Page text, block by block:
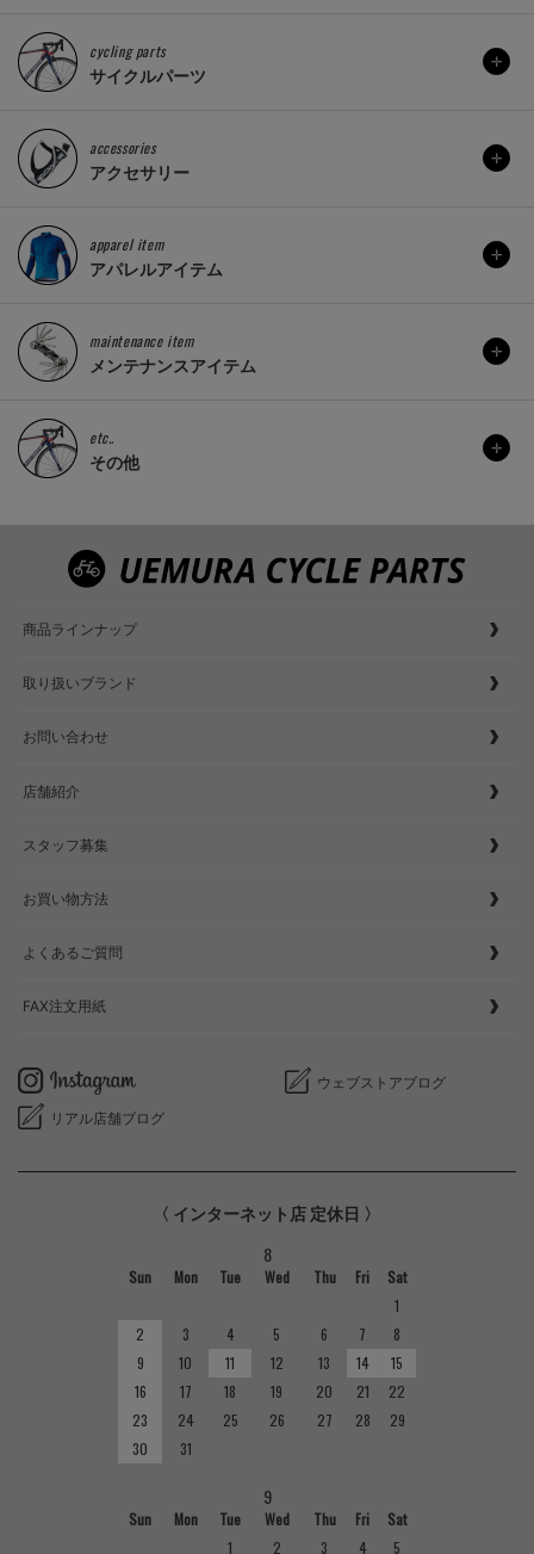
cycling parts
サイクルパーツ
accessories
アクセサリー
apparel item
アパレルアイテム
maintenance item
メンテナンスアイテム
etc..
その他
商品ラインナップ
取り扱いブランド
お問い合わせ
店舗紹介
スタッフ募集
お買い物方法
よくあるご質問
FAX注文用紙
ウェブストアブログ
リアル店舗ブログ
〈 インターネット店 定休日 〉
8
Sun Mon Tue Wed Thu Fri
Sat
1
2
3 4 5 6 7
8
9
10 11 12 13 14
15
16
17 18 19 20 21
22
23
24 25 26 27 28
29
30
31
9
Sun Mon Tue Wed Thu Fri
Sat
1
2 3 4 5